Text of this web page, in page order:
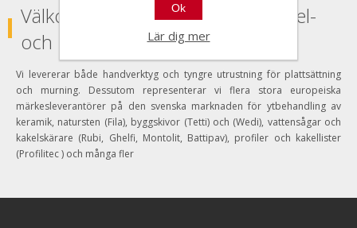
Välkommen Till Nordic Tools Kakel-
och Murverktyg AB
Vi levererar både handverktyg och tyngre utrustning för plattsättning
och murning. Dessutom representerar vi flera stora europeiska
märkesleverantörer på den svenska marknaden för ytbehandling av
keramik, natursten (Fila), byggskivor (Tetti) och (Wedi), vattensågar och
kakelskärare (Rubi, Ghelfi, Montolit, Battipav), profiler och kakellister
(Profilitec ) och många fler
Ok
Lär dig mer